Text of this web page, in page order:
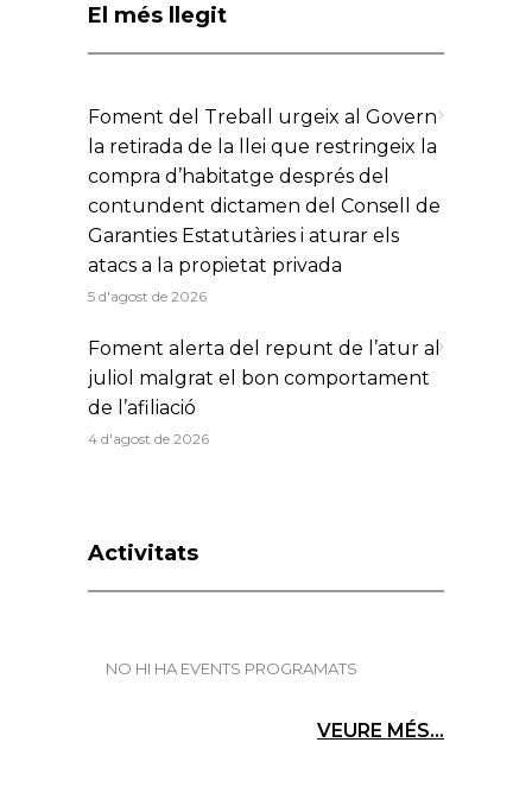
El més llegit
Foment del Treball urgeix al Govern
la retirada de la llei que restringeix la
compra d’habitatge després del
contundent dictamen del Consell de
Garanties Estatutàries i aturar els
atacs a la propietat privada
5 d'agost de 2026
Foment alerta del repunt de l’atur al
juliol malgrat el bon comportament
de l’afiliació
4 d'agost de 2026
Activitats
NO HI HA EVENTS PROGRAMATS
VEURE MÉS...